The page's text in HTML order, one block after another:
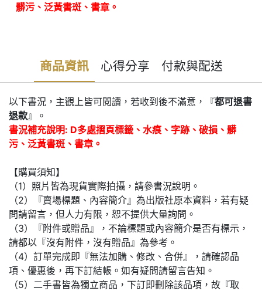
髒污、泛黃書斑、書章。
商品資訊 心得分享 付款與配送
以下書況，主觀上皆可閱讀，若收到後不滿意，『都可退書
退款』。
書況補充說明: D多處摺頁標籤、水痕、字跡、破損、髒
污、泛黃書斑、書章。
【購買須知】
（1）照片皆為現貨實際拍攝，請參書況說明。
（2）『賣場標題、內容簡介』為出版社原本資料，若有疑
問請留言，但人力有限，恕不提供大量詢問。
（3）『附件或贈品』，不論標題或內容簡介是否有標示，
請都以『沒有附件，沒有贈品』為參考。
（4）訂單完成即『無法加購、修改、合併』，請確認品
項、優惠後，再下訂結帳。如有疑問請留言告知。
（5）二手書皆為獨立商品，下訂即刪除該品項，故『取